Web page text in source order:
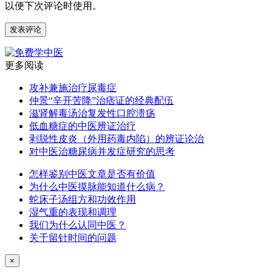
以便下次评论时使用。
更多阅读
攻补兼施治疗尿毒症
仲景“辛开苦降”治痞证的经典配伍
滋肾解毒汤治复发性口腔溃疡
低血糖症的中医辨证治疗
剥脱性皮炎（外用药毒内陷）的辨证论治
对中医治糖尿病并发症研究的思考
怎样鉴别中医文章是否有价值
为什么中医摸脉能知道什么病？
蛇床子汤组方和功效作用
湿气重的表现和调理
我们为什么认同中医？
关于留针时间的问题
×